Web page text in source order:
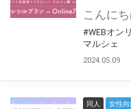
#WEBオン
マルシェ
2024.05.09
同人 女性向